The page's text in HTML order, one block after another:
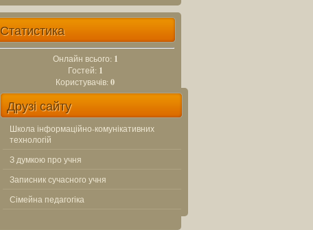
Статистика
Онлайн всього: 1
Гостей: 1
Користувачів: 0
Друзі сайту
Школа інформаційно-комунікативних
технологій
З думкою про учня
Записник сучасного учня
Сімейна педагогіка